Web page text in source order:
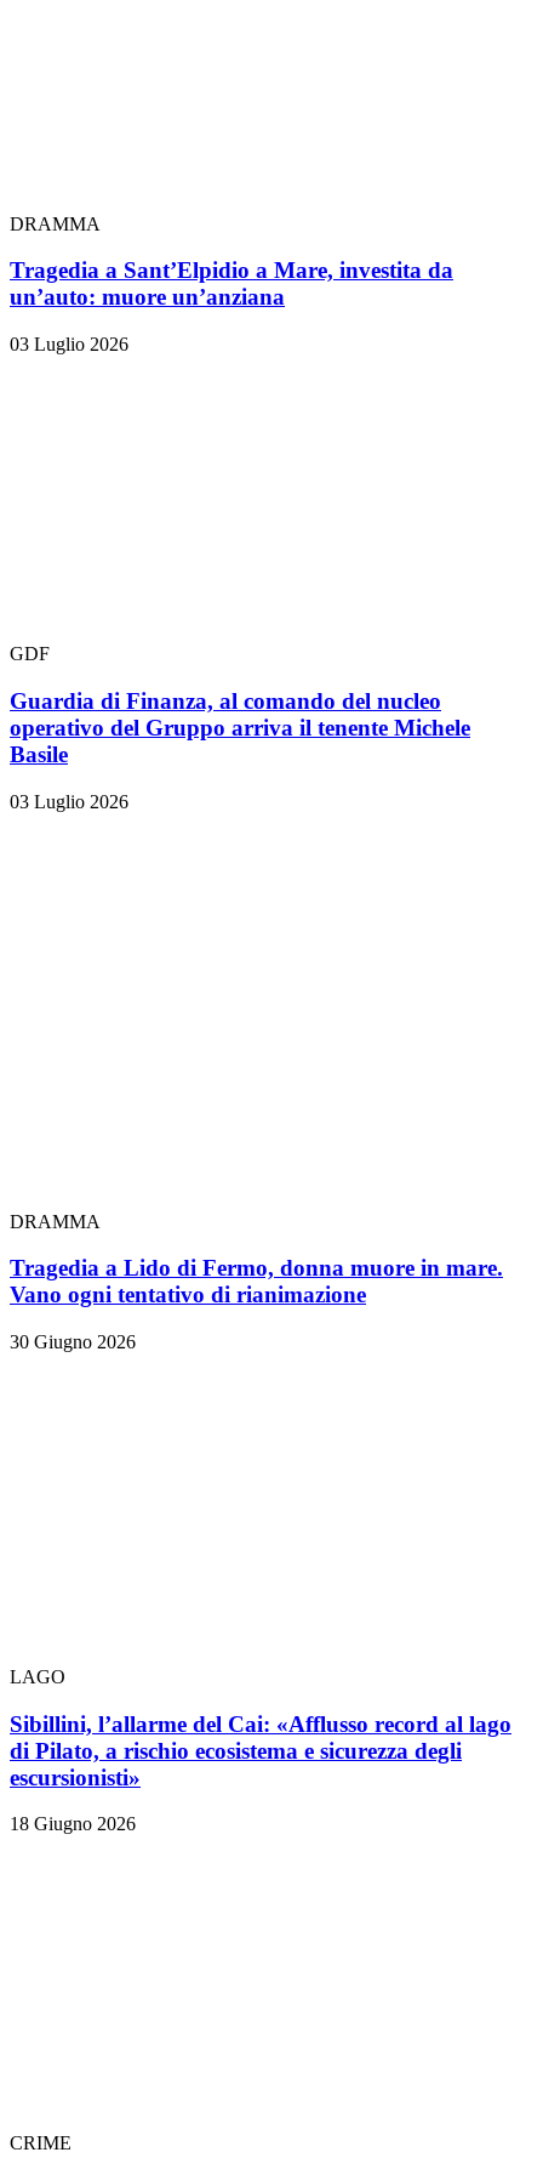
DRAMMA
Tragedia a Sant’Elpidio a Mare, investita da
un’auto: muore un’anziana
03 Luglio 2026
GDF
Guardia di Finanza, al comando del nucleo
operativo del Gruppo arriva il tenente Michele
Basile
03 Luglio 2026
DRAMMA
Tragedia a Lido di Fermo, donna muore in mare.
Vano ogni tentativo di rianimazione
30 Giugno 2026
LAGO
Sibillini, l’allarme del Cai: «Afflusso record al lago
di Pilato, a rischio ecosistema e sicurezza degli
escursionisti»
18 Giugno 2026
CRIME